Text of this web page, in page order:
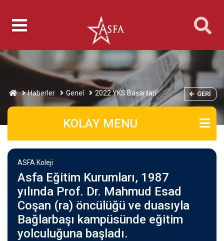
Haberler Genel 2022 YKS Başarıları GERI
KOLAY MENU
ASFA Koleji
Asfa Eğitim Kurumları, 1987
yılında Prof. Dr. Mahmud Esad
Coşan (ra) öncülüğü ve duasıyla
Bağlarbaşı kampüsünde eğitim
yolculuğuna başladı.